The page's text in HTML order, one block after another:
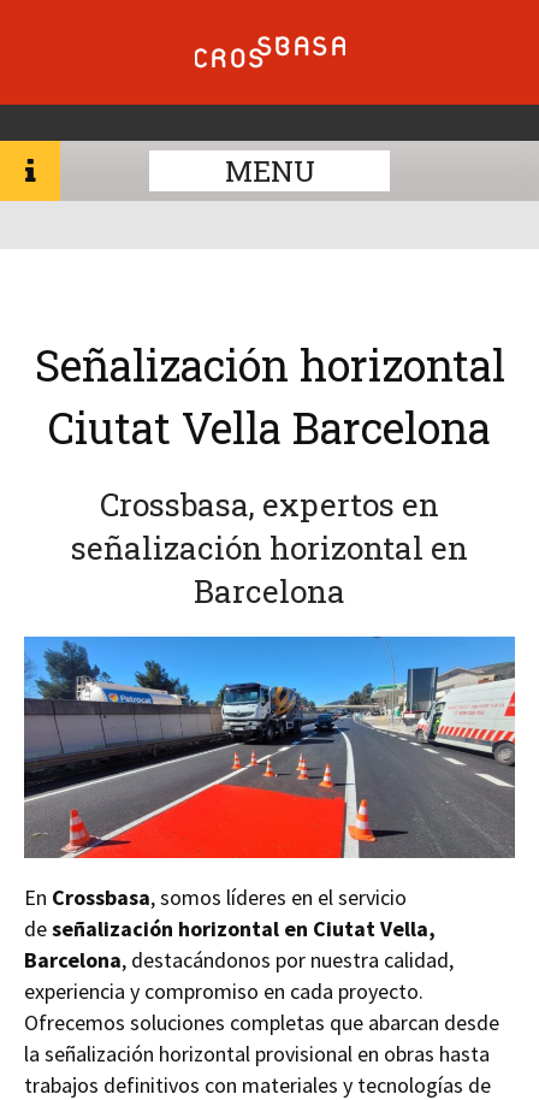
MENU
Señalización horizontal
Ciutat Vella Barcelona
Crossbasa, expertos en
señalización horizontal en
Barcelona
En Crossbasa, somos líderes en el servicio
deseñalización horizontal en Ciutat Vella,
Barcelona, destacándonos por nuestra calidad,
experiencia y compromiso en cada proyecto.
Ofrecemos soluciones completas que abarcan desde
la señalización horizontal provisional en obras hasta
trabajos definitivos con materiales y tecnologías de